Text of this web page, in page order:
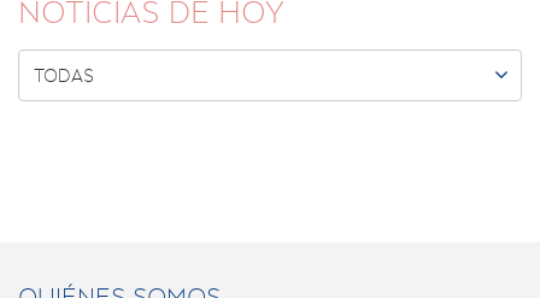
NOTICIAS DE HOY
TODAS 